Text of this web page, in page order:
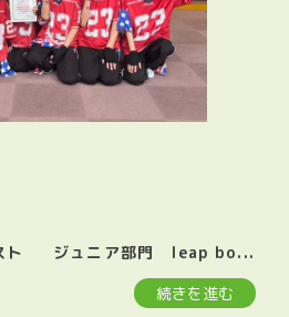
スト ジュニア部門 leap bo...
続きを進む